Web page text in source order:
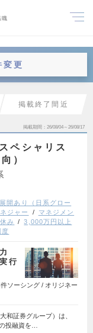
職
変更
掲載終了間近
掲載期間 26/08/04～26/08/17
ペシャリス
）
開あり（日系グロー
ジャー
マネジメン
み
3,000万円以上
度
行
ソーシング / オリジネー
和証券グループ）は、
投融資を…